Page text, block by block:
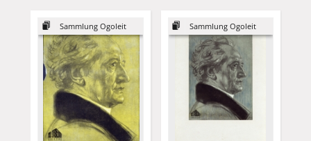
Sammlung Ogoleit Sammlung Ogoleit